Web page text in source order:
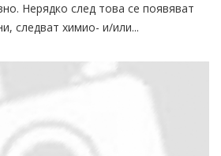
Нерядко след това се появяват
следват химио- и/или...